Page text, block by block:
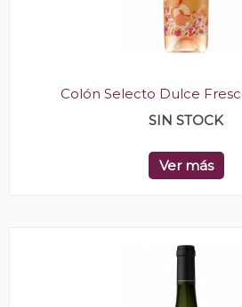
Colón Selecto Dulce
SIN STOCK
Ver más